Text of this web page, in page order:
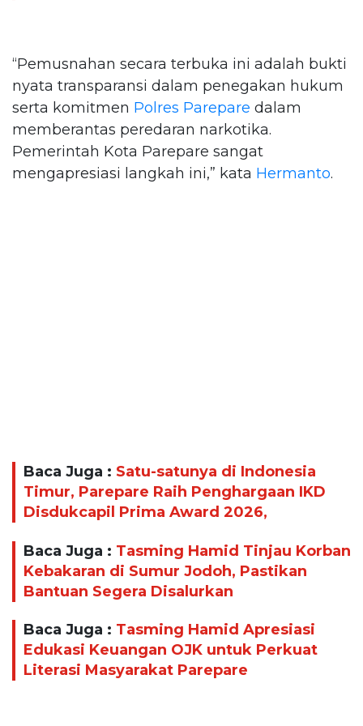
“Pemusnahan secara terbuka ini adalah bukti
nyata transparansi dalam penegakan hukum
serta komitmen Polres Parepare dalam
memberantas peredaran narkotika.
Pemerintah Kota Parepare sangat
mengapresiasi langkah ini,” kata Hermanto.
Baca Juga : Satu-satunya di Indonesia
Timur, Parepare Raih Penghargaan IKD
Disdukcapil Prima Award 2026,
Baca Juga : Tasming Hamid Tinjau Korban
Kebakaran di Sumur Jodoh, Pastikan
Bantuan Segera Disalurkan
Baca Juga : Tasming Hamid Apresiasi
Edukasi Keuangan OJK untuk Perkuat
Literasi Masyarakat Parepare